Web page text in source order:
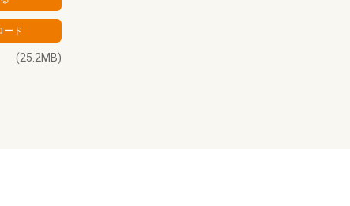
(25.2MB)